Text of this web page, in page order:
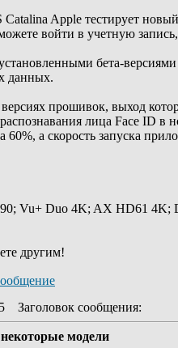
Apple тестирует
войти в учетную
бета-
данных.
прошивок, выход
лица Face ID в
а скорость запуска
Vu+ Duo 4K; AX HD61 4K;
другим!
Заголовок сообщения:
модели